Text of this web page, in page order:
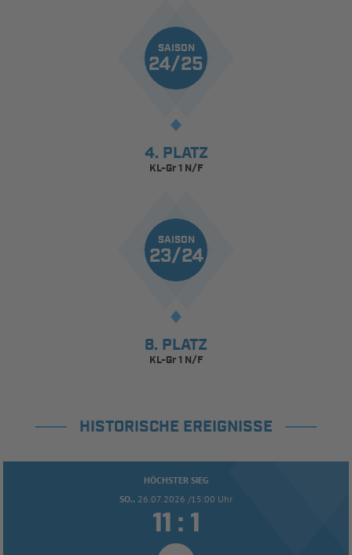
SAISON
24/25
4. PLATZ
KL-Gr 1 N/F
SAISON
23/24
8. PLATZ
KL-Gr 1 N/F
HISTORISCHE EREIGNISSE
HÖCHSTER SIEG
SO.. 26.07.2026 /15:00 Uhr
 : 